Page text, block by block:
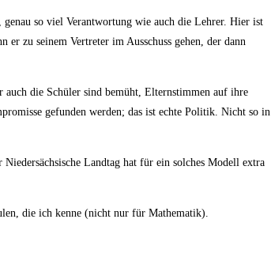
so viel Verantwortung wie auch die Lehrer. Hier ist
zu seinem Vertreter im Ausschuss gehen, der dann
die Schüler sind bemüht, Elternstimmen auf ihre
gefunden werden; das ist echte Politik. Nicht so in
Landtag hat für ein solches Modell extra
die ich kenne (nicht nur für Mathematik).